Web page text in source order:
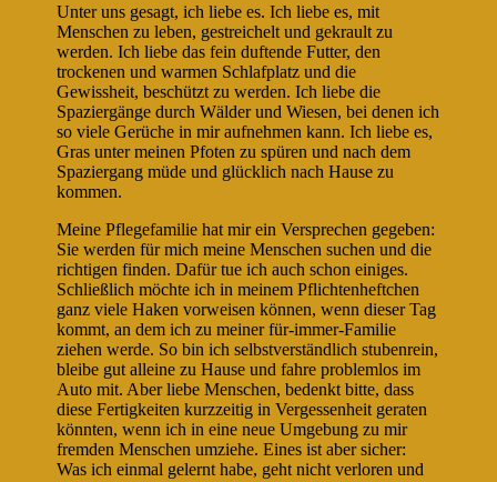
Unter uns gesagt, ich liebe es. Ich liebe es, mit
Menschen zu leben, gestreichelt und gekrault zu
werden. Ich liebe das fein duftende Futter, den
trockenen und warmen Schlafplatz und die
Gewissheit, beschützt zu werden. Ich liebe die
Spaziergänge durch Wälder und Wiesen, bei denen ich
so viele Gerüche in mir aufnehmen kann. Ich liebe es,
Gras unter meinen Pfoten zu spüren und nach dem
Spaziergang müde und glücklich nach Hause zu
kommen.
Meine Pflegefamilie hat mir ein Versprechen gegeben:
Sie werden für mich meine Menschen suchen und die
richtigen finden. Dafür tue ich auch schon einiges.
Schließlich möchte ich in meinem Pflichtenheftchen
ganz viele Haken vorweisen können, wenn dieser Tag
kommt, an dem ich zu meiner für-immer-Familie
ziehen werde. So bin ich selbstverständlich stubenrein,
bleibe gut alleine zu Hause und fahre problemlos im
Auto mit. Aber liebe Menschen, bedenkt bitte, dass
diese Fertigkeiten kurzzeitig in Vergessenheit geraten
könnten, wenn ich in eine neue Umgebung zu mir
fremden Menschen umziehe. Eines ist aber sicher:
Was ich einmal gelernt habe, geht nicht verloren und